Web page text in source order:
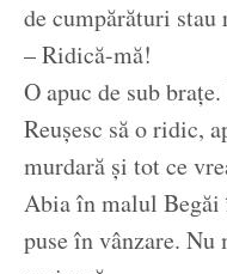
de cumpărături stau
– Ridică-mă!
O apuc de sub
Reușesc să o ridic,
murdară și tot ce
Abia în malul Begăi
puse în vânzare.